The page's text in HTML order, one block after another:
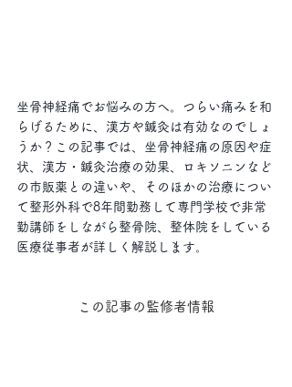
坐骨神経痛でお悩みの方へ。つらい痛みを和
らげるために、漢方や鍼灸は有効なのでしょ
うか？この記事では、坐骨神経痛の原因や症
状、漢方・鍼灸治療の効果、ロキソニンなど
の市販薬との違いや、そのほかの治療につい
て整形外科で8年間勤務して専門学校で非常
勤講師をしながら整骨院、整体院をしている
医療従事者が詳しく解説します。
この記事の監修者情報